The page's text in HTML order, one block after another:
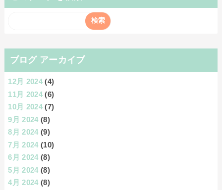
ブログ アーカイブ
12月 2024 (4)
11月 2024 (6)
10月 2024 (7)
9月 2024 (8)
8月 2024 (9)
7月 2024 (10)
6月 2024 (8)
5月 2024 (8)
4月 2024 (8)